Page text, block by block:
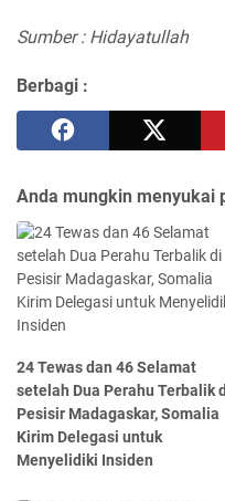
Sumber : Hidayatullah
Berbagi :
Anda mungkin menyukai
24 Tewas dan 46 Selamat
setelah Dua Perahu Terbalik
Pesisir Madagaskar, Somalia
Kirim Delegasi untuk
Menyelidiki Insiden